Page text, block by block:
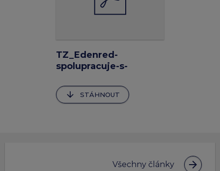
TZ_Edenred-
spolupracuje-s-
podpore-globalniho-
pristupu-k-potravinam
arrow_downward STÁHNOUT
Všechny články arrow_forward